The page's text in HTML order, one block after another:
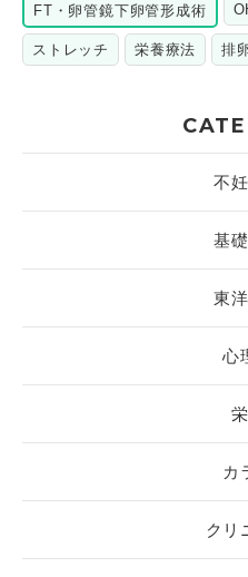
FT・卵管鏡下卵管形成術
ストレッチ 栄養療法 排
不
基
東
心
カ
クリ